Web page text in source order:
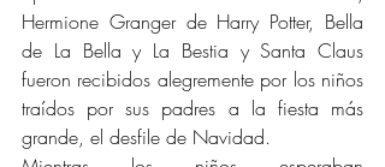
Hermione Granger de Harry Potter, Bella
de La Bella y La Bestia y Santa Claus
fueron recibidos alegremente por los niños
traídos por sus padres a la fiesta más
grande, el desfile de Navidad.